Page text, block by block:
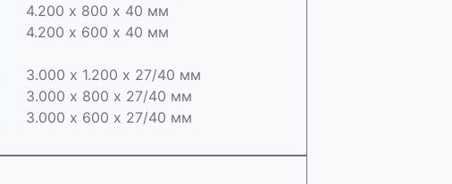
4.200 х 800 х 40 мм
4.200 х 600 х 40 мм
3.000 х 1.200 х 27/40 мм
3.000 х 800 х 27/40 мм
3.000 х 600 х 27/40 мм